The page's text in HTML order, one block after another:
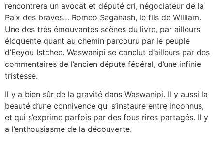
rencontrera un avocat et député cri, négociateur de la
Paix des braves… Romeo Saganash, le fils de William.
Une des très émouvantes scènes du livre, par ailleurs
éloquente quant au chemin parcouru par le peuple
d’Eeyou Istchee. Waswanipi se conclut d’ailleurs par des
commentaires de l’ancien député fédéral, d’une infinie
tristesse.
Il y a bien sûr de la gravité dans Waswanipi. Il y aussi la
beauté d’une connivence qui s’instaure entre inconnus,
et qui s’exprime parfois par des fous rires partagés. Il y
a l’enthousiasme de la découverte.